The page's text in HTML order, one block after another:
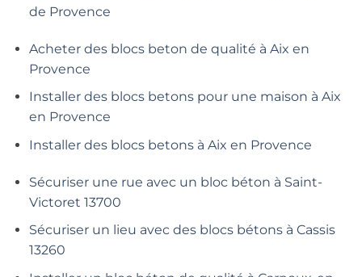
de Provence
Acheter des blocs beton de qualité à Aix en
Provence
Installer des blocs betons pour une maison à Aix
en Provence
Installer des blocs betons à Aix en Provence
Sécuriser une rue avec un bloc béton à Saint-
Victoret 13700
Sécuriser un lieu avec des blocs bétons à Cassis
13260